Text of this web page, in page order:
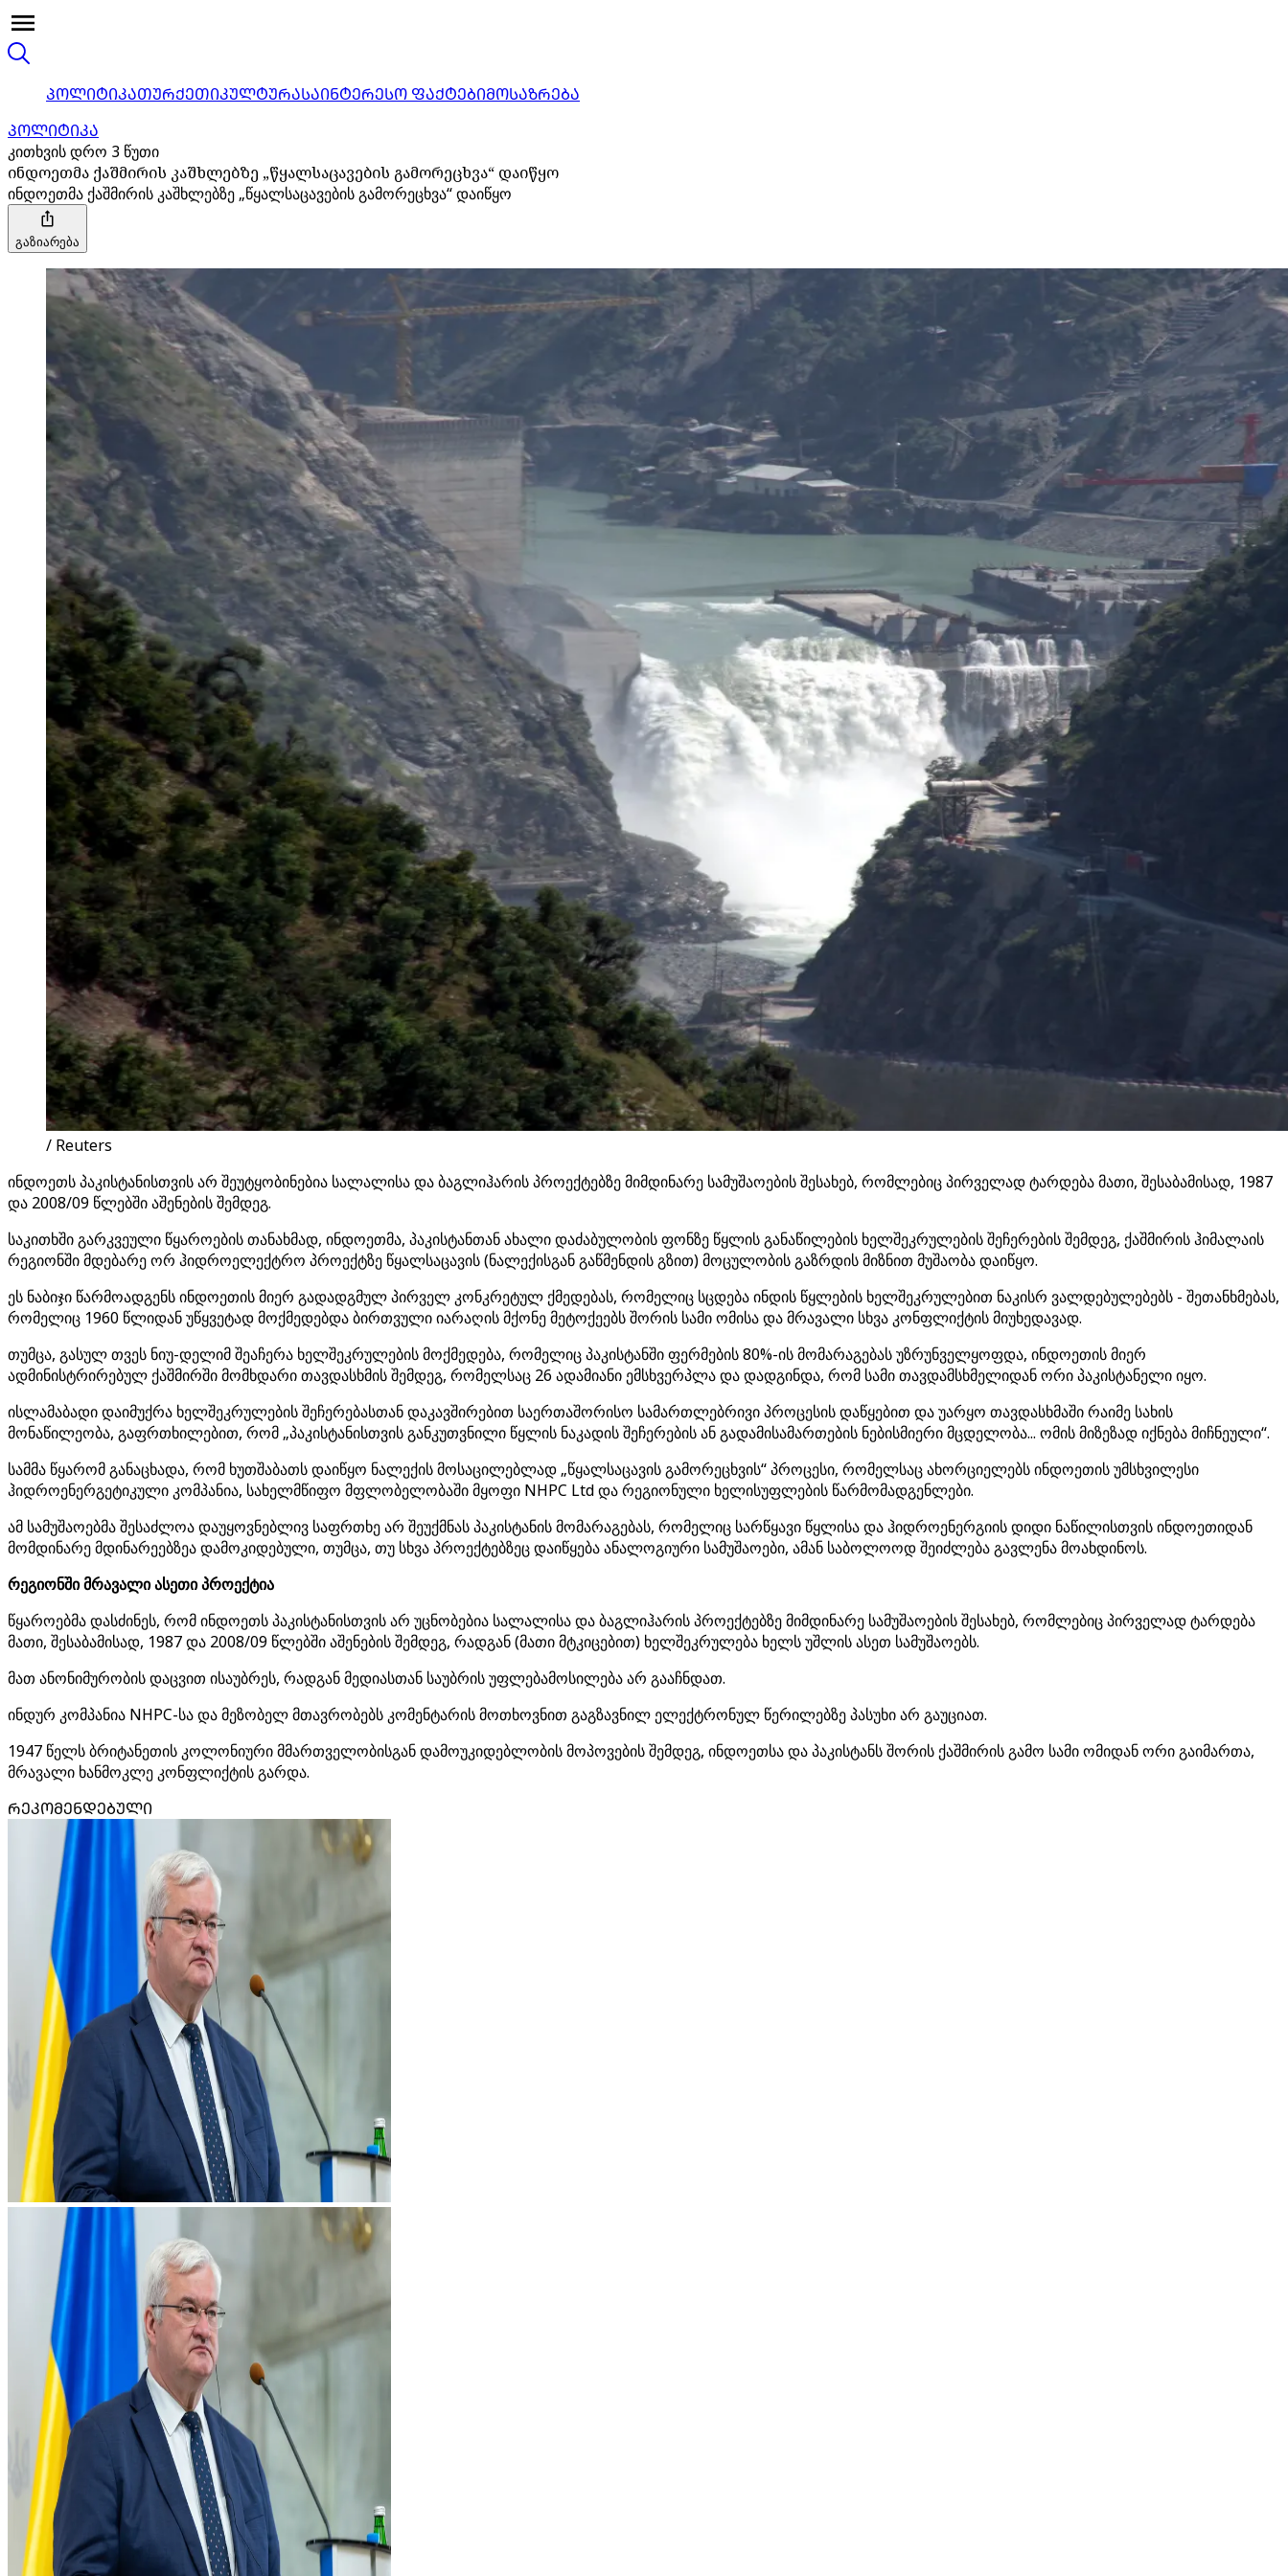
ᲞᲝᲚᲘᲢᲘᲙᲐᲗᲣᲠᲥᲔᲗᲘᲙᲣᲚᲢᲣᲠᲐᲡᲐᲘᲜᲢᲔᲠᲔᲡᲝ ᲤᲐᲥᲢᲔᲑᲘᲛᲝᲡᲐᲖᲠᲔᲑᲐ
ᲞᲝᲚᲘᲢᲘᲙᲐ
კითხვის დრო 3 წუთი
ინდოეთმა ქაშმირის კაშხლებზე „წყალსაცავების გამორეცხვა“ დაიწყო
ინდოეთმა ქაშმირის კაშხლებზე „წყალსაცავების გამორეცხვა“ დაიწყო
გაზიარება
/ Reuters
ინდოეთს პაკისტანისთვის არ შეუტყობინებია სალალისა და ბაგლიჰარის პროექტებზე მიმდინარე სამუშაოების შესახებ, რომლებიც პირველად ტარდება მათი, შესაბამისად, 1987
და 2008/09 წლებში აშენების შემდეგ.
საკითხში გარკვეული წყაროების თანახმად, ინდოეთმა, პაკისტანთან ახალი დაძაბულობის ფონზე წყლის განაწილების ხელშეკრულების შეჩერების შემდეგ, ქაშმირის ჰიმალაის
რეგიონში მდებარე ორ ჰიდროელექტრო პროექტზე წყალსაცავის (ნალექისგან გაწმენდის გზით) მოცულობის გაზრდის მიზნით მუშაობა დაიწყო.
ეს ნაბიჯი წარმოადგენს ინდოეთის მიერ გადადგმულ პირველ კონკრეტულ ქმედებას, რომელიც სცდება ინდის წყლების ხელშეკრულებით ნაკისრ ვალდებულებებს - შეთანხმებას,
რომელიც 1960 წლიდან უწყვეტად მოქმედებდა ბირთვული იარაღის მქონე მეტოქეებს შორის სამი ომისა და მრავალი სხვა კონფლიქტის მიუხედავად.
თუმცა, გასულ თვეს ნიუ-დელიმ შეაჩერა ხელშეკრულების მოქმედება, რომელიც პაკისტანში ფერმების 80%-ის მომარაგებას უზრუნველყოფდა, ინდოეთის მიერ
ადმინისტრირებულ ქაშმირში მომხდარი თავდასხმის შემდეგ, რომელსაც 26 ადამიანი ემსხვერპლა და დადგინდა, რომ სამი თავდამსხმელიდან ორი პაკისტანელი იყო.
ისლამაბადი დაიმუქრა ხელშეკრულების შეჩერებასთან დაკავშირებით საერთაშორისო სამართლებრივი პროცესის დაწყებით და უარყო თავდასხმაში რაიმე სახის
მონაწილეობა, გაფრთხილებით, რომ „პაკისტანისთვის განკუთვნილი წყლის ნაკადის შეჩერების ან გადამისამართების ნებისმიერი მცდელობა... ომის მიზეზად იქნება მიჩნეული“.
სამმა წყარომ განაცხადა, რომ ხუთშაბათს დაიწყო ნალექის მოსაცილებლად „წყალსაცავის გამორეცხვის“ პროცესი, რომელსაც ახორციელებს ინდოეთის უმსხვილესი
ჰიდროენერგეტიკული კომპანია, სახელმწიფო მფლობელობაში მყოფი NHPC Ltd და რეგიონული ხელისუფლების წარმომადგენლები.
ამ სამუშაოებმა შესაძლოა დაუყოვნებლივ საფრთხე არ შეუქმნას პაკისტანის მომარაგებას, რომელიც სარწყავი წყლისა და ჰიდროენერგიის დიდი ნაწილისთვის ინდოეთიდან
მომდინარე მდინარეებზეა დამოკიდებული, თუმცა, თუ სხვა პროექტებზეც დაიწყება ანალოგიური სამუშაოები, ამან საბოლოოდ შეიძლება გავლენა მოახდინოს.
რეგიონში მრავალი ასეთი პროექტია
წყაროებმა დასძინეს, რომ ინდოეთს პაკისტანისთვის არ უცნობებია სალალისა და ბაგლიჰარის პროექტებზე მიმდინარე სამუშაოების შესახებ, რომლებიც პირველად ტარდება
მათი, შესაბამისად, 1987 და 2008/09 წლებში აშენების შემდეგ, რადგან (მათი მტკიცებით) ხელშეკრულება ხელს უშლის ასეთ სამუშაოებს.
მათ ანონიმურობის დაცვით ისაუბრეს, რადგან მედიასთან საუბრის უფლებამოსილება არ გააჩნდათ.
ინდურ კომპანია NHPC-სა და მეზობელ მთავრობებს კომენტარის მოთხოვნით გაგზავნილ ელექტრონულ წერილებზე პასუხი არ გაუციათ.
1947 წელს ბრიტანეთის კოლონიური მმართველობისგან დამოუკიდებლობის მოპოვების შემდეგ, ინდოეთსა და პაკისტანს შორის ქაშმირის გამო სამი ომიდან ორი გაიმართა,
მრავალი ხანმოკლე კონფლიქტის გარდა.
ᲠᲔᲙᲝᲛᲔᲜᲓᲔᲑᲣᲚᲘ